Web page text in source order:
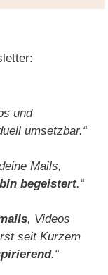
und
umsetzbar.“
Mails,
bin begeistert.“
, Videos
seit Kurzem
.“